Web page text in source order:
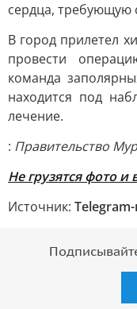
сердца,
В город прилетел
провести
команда
находится под
лечение.
: Правительство
Не грузятся фото и
Источник: